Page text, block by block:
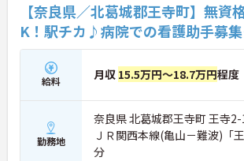
【奈良県／北葛城郡王寺町】無資
K！駅チカ♪病院での看護助手募
給料 月収 15.5万円～18.7万円程
勤務地
奈良県 北葛城郡王寺町 王寺
ＪＲ関西本線(亀山－難波)「
分